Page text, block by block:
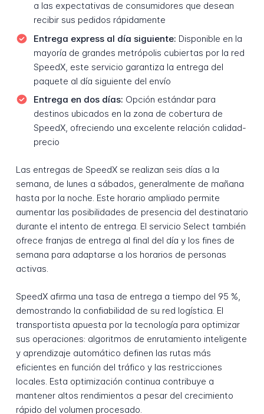
a las expectativas de consumidores que desean
recibir sus pedidos rápidamente
Entrega express al día siguiente: Disponible en la
mayoría de grandes metrópolis cubiertas por la red
SpeedX, este servicio garantiza la entrega del
paquete al día siguiente del envío
Entrega en dos días: Opción estándar para
destinos ubicados en la zona de cobertura de
SpeedX, ofreciendo una excelente relación calidad-
precio
Las entregas de SpeedX se realizan seis días a la
semana, de lunes a sábados, generalmente de mañana
hasta por la noche. Este horario ampliado permite
aumentar las posibilidades de presencia del destinatario
durante el intento de entrega. El servicio Select también
ofrece franjas de entrega al final del día y los fines de
semana para adaptarse a los horarios de personas
activas.
SpeedX afirma una tasa de entrega a tiempo del 95 %,
demostrando la confiabilidad de su red logística. El
transportista apuesta por la tecnología para optimizar
sus operaciones: algoritmos de enrutamiento inteligente
y aprendizaje automático definen las rutas más
eficientes en función del tráfico y las restricciones
locales. Esta optimización continua contribuye a
mantener altos rendimientos a pesar del crecimiento
rápido del volumen procesado.